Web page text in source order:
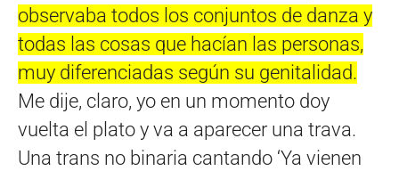
observaba todos los conjuntos de danza y
todas las cosas que hacían las personas,
muy diferenciadas según su genitalidad.
Me dije, claro, yo en un momento doy
vuelta el plato y va a aparecer una trava.
Una trans no binaria cantando ‘Ya vienen